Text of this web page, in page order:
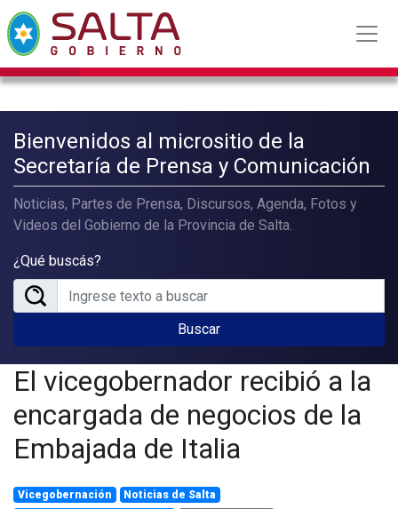
Bienvenidos al micrositio de la
Secretaría de Prensa y Comunicación
Noticias, Partes de Prensa, Discursos, Agenda, Fotos y
Videos del Gobierno de la Provincia de Salta.
¿Qué buscás?
Buscar
El vicegobernador recibió a la
encargada de negocios de la
Embajada de Italia
Vicegobernación
Noticias de Salta